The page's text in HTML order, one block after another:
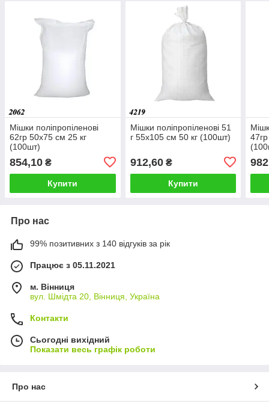
Мішки поліпропіленові
62гр 50х75 см 25 кг
(100шт)
854,10 ₴
Купити
Мішки поліпропіленові 51
г 55х105 см 50 кг (100шт)
912,60₴
Купити
Про нас
99% позитивних з 140 відгуків за рік
Працює з 05.11.2021
м. Вінниця
вул. Шмідта 20, Вінниця, Україна
Контакти
Сьогодні вихідний
Показати весь графік роботи
Про нас